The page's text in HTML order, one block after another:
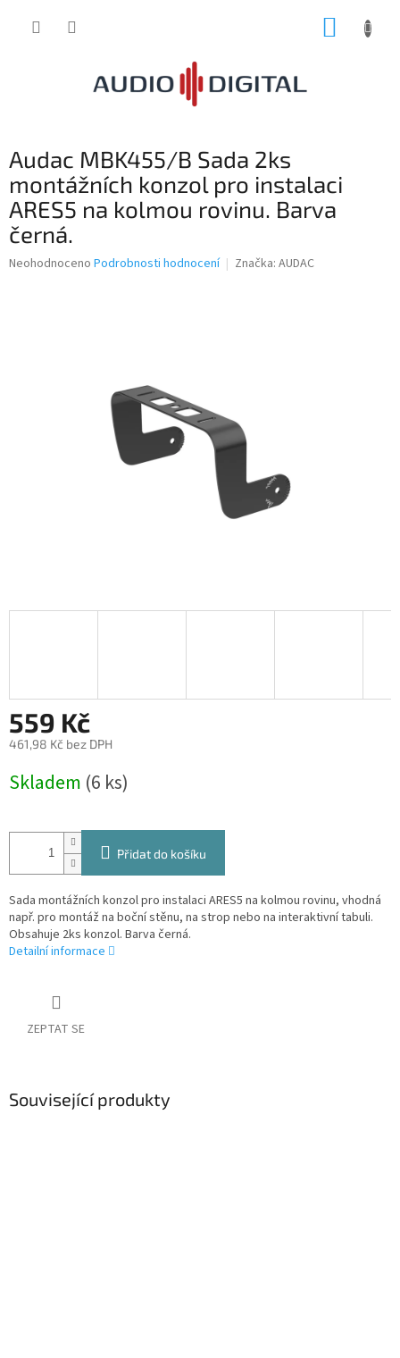
Audac MBK455/B Sada 2ks
montážních konzol pro instalaci
ARES5 na kolmou rovinu. Barva
černá.
Průměrné
Neohodnoceno Podrobnosti hodnocení Značka: AUDAC
559 Kč
461,98 Kč bez DPH
cena:
Skladem (6 ks)
Přidat do košíku
Sada montážních konzol pro instalaci ARES5 na kolmou rovinu, vhodná
např. pro montáž na boční stěnu, na strop nebo na interaktivní tabuli.
Obsahuje 2ks konzol. Barva černá.
Detailní informace
ZEPTAT SE
Související produkty